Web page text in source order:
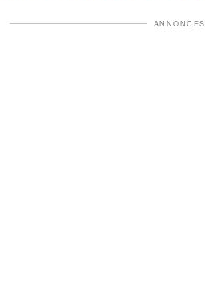
ANNONCES